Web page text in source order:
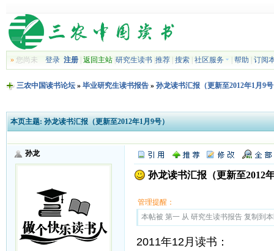
»您尚未 登录 注册| 返回主站| 研究生读书| 推荐| 搜索| 社区服务 帮助 订阅
三农中国读书论坛» 毕业研究生读书报告» 孙龙读书汇报（更新至2012年1月9
本页主题: 孙龙读书汇报（更新至2012年1月9号）
孙龙
孙龙读书汇报（更新至2012
管理提醒：
本帖被 第一 从 研究生读书报告 复制到
2011年12月读书：